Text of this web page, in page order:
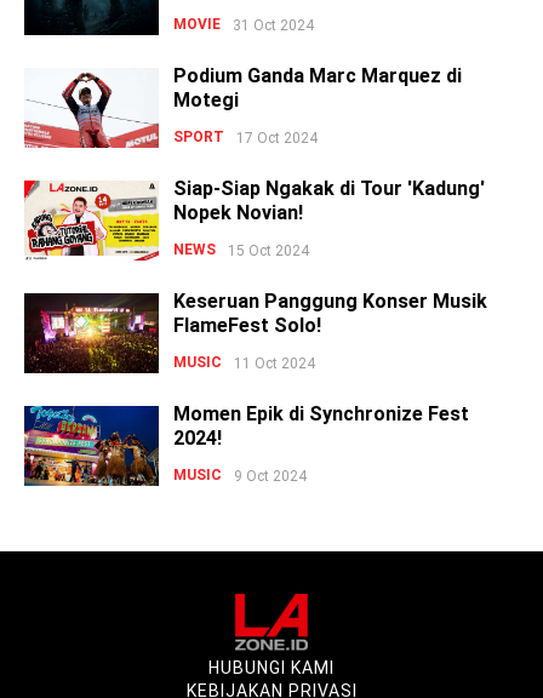
MOVIE 31 Oct 2024
Podium Ganda Marc Marquez di
Motegi
SPORT 17 Oct 2024
Siap-Siap Ngakak di Tour 'Kadung'
Nopek Novian!
NEWS 15 Oct 2024
Keseruan Panggung Konser Musik
FlameFest Solo!
MUSIC 11 Oct 2024
Momen Epik di Synchronize Fest
2024!
MUSIC 9 Oct 2024
HUBUNGI KAMI
KEBIJAKAN PRIVASI